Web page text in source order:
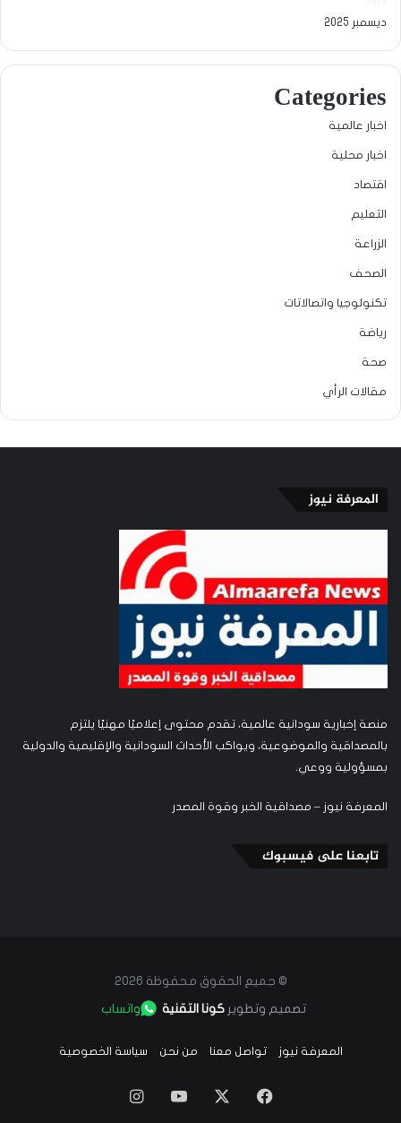
ديسمبر 2025
Categories
اخبار عالمية
اخبار محلية
اقتصاد
التعليم
الزراعة
الصحف
تكنولوجيا واتصالاتات
رياضة
صحة
مقالات الرأي
المعرفة نيوز
منصة إخبارية سودانية عالمية، تقدم محتوى إعلاميًا مهنيًا يلتزم
بالمصداقية والموضوعية، ويواكب الأحداث السودانية والإقليمية والدولية
بمسؤولية ووعي.
المعرفة نيوز – مصداقية الخبر وقوة المصدر
تابعنا على فيسبوك
© جميع الحقوق محفوظة 2026
تصميم وتطويركونا التقنية واتساب
المعرفة نيوز تواصل معنا من نحن سياسة الخصوصية
فيسبوك ‫YouTube